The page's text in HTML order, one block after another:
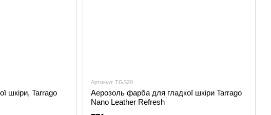
шкіри, Tarrago
Артикул: TGS20
Аерозоль фарба для гладкої шкіри Tarrago
Nano Leather Refresh